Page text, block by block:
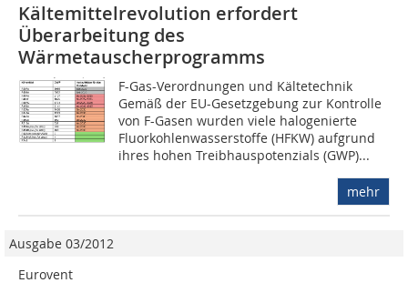
Kältemittelrevolution erfordert
Überarbeitung des
Wärmetauscherprogramms
F-Gas-Verordnungen und Kältetechnik
Gemäß der EU-Gesetzgebung zur Kontrolle
von F-Gasen wurden viele halogenierte
Fluorkohlenwasserstoffe (HFKW) aufgrund
ihres hohen Treibhauspotenzials (GWP)...
mehr
Ausgabe 03/2012
Eurovent